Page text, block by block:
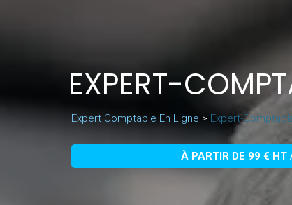
EXPERT-
Expert Comptable En Ligne > Expert-
À PARTIR DE 99 €